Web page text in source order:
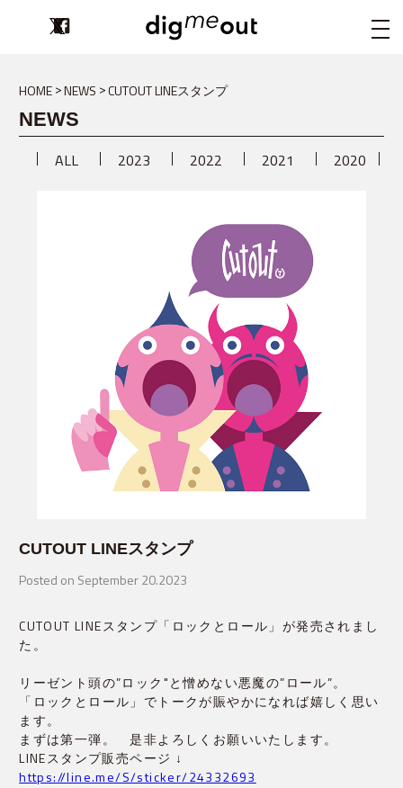
digmeout
HOME NEWS CUTOUT LINEスタンプ
NEWS
ALL 2023 2022 2021 2020
CUTOUT LINEスタンプ
Posted on September 20.2023
CUTOUT LINEスタンプ「ロックとロール」が発売されまし
た。
リーゼント頭の”ロック"と憎めない悪魔の”ロール”。
「ロックとロール」でトークが賑やかになれば嬉しく思い
ます。
まずは第一弾。 是非よろしくお願いいたします。
LINEスタンプ販売ページ ↓
https://line.me/S/sticker/24332693